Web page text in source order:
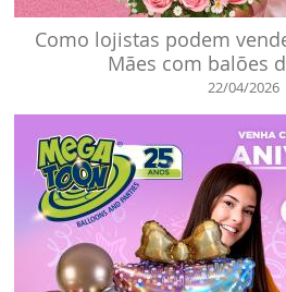
Como lojistas podem
Mães com balões
22/04/2026